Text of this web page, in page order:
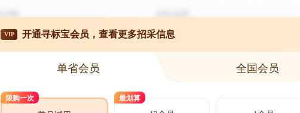
VIP 开通寻标宝会员，查看更多招采信息
单省会员 全国会员
限购一次 最划算